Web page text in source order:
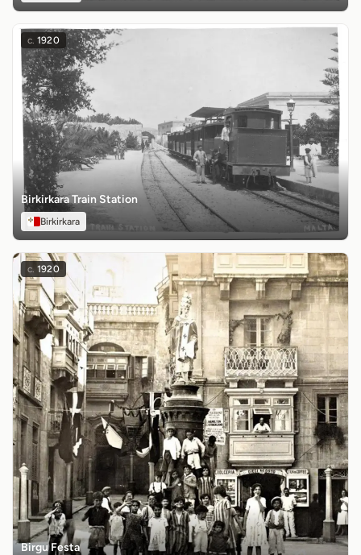
c. 1920
Birkirkara Train Station
Birkirkara
c. 1920
Birgu Festa